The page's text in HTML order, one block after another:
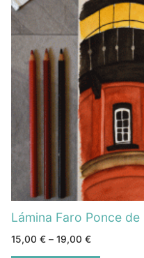
Lámina Faro Ponce
15,00 € – 19,00 €